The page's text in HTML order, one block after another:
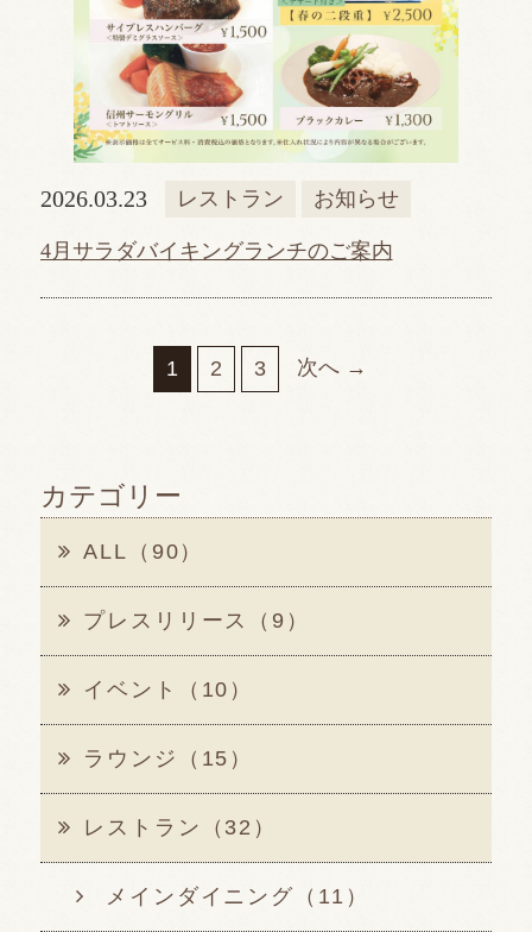
2026.03.23 レストラン お知らせ
4月サラダバイキングランチのご案内
1 2 3 次へ →
カテゴリー
ALL（90）
プレスリリース（9）
イベント（10）
ラウンジ（15）
レストラン（32）
メインダイニング（11）